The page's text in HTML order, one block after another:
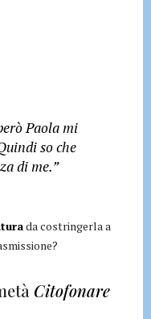
Paola mi
so che
di me.”
da costringerla a
Citofonare